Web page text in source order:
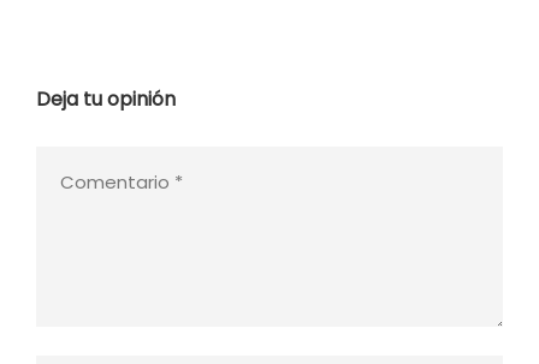
Deja tu opinión